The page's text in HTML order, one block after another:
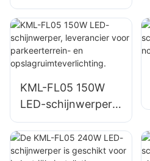
leverancier voor
buitenverlichting
van gebouwgevels
en openbare
KML-FL05 150W
LED-schijnwerper,
leverancier voor
parkeerterrein- en
opslagruimteverlich